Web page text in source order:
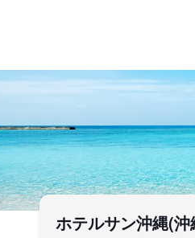
ホテルサン沖縄(